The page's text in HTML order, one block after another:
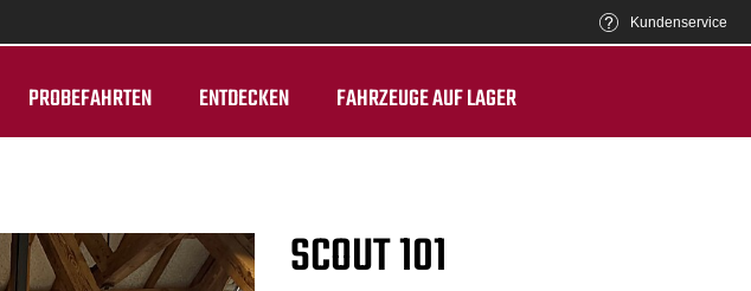
Kundenservice
PROBEFAHRTEN ENTDECKEN FAHRZEUGE AUF LAGER
SCOUT 101